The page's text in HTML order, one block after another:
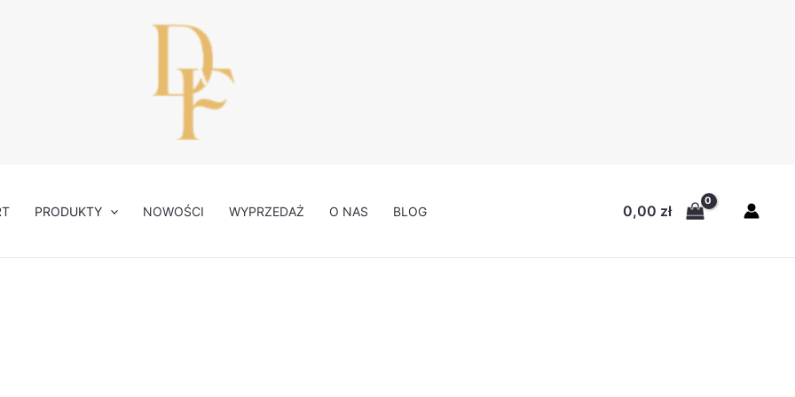
PRODUKTY NOWOŚCI WYPRZEDAŻ O NAS BLOG 0,00 zł